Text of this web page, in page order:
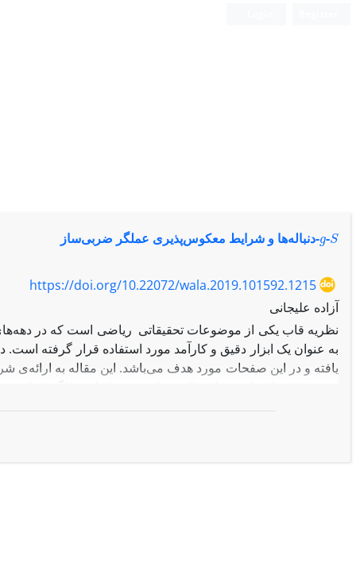
S
- -دنباله‌ها و شرایط معکوس‌پذیری عملگر ضربی‌ساز
https://doi.org/10.22072/wala.2019.101592.1215
آزاده علیجانی
نظریه قاب یکی از موضوعات تحقیقاتی ریاضی است که در
به عنوان یک ابزار دقیق و کارآمد مورد استفاده قرار گرفته
یافته و در این صفحات مورد هدف می‌باشد. این مقاله به
s
g -پایه‌های متعامد یکه پرداخته و ضابطه عملگر